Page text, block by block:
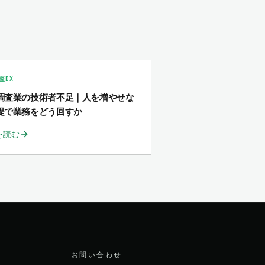
DX
査業の技術者不足｜人を増やせな
で業務をどう回すか
読む
お問い合わせ